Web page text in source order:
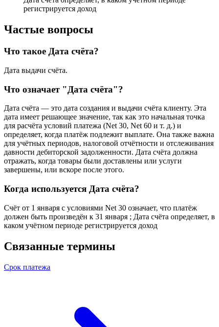
регистрируется доход
Частые вопросы
Что такое Дата счёта?
Дата выдачи счёта.
Что означает "Дата счёта"?
Дата счёта — это дата создания и выдачи счёта клиенту. Эта
дата имеет решающее значение, так как это начальная точка
для расчёта условий платежа (Net 30, Net 60 и т. д.) и
определяет, когда платёж подлежит выплате. Она также важна
для учётных периодов, налоговой отчётности и отслеживания
давности дебиторской задолженности. Дата счёта должна
отражать, когда товары были доставлены или услуги
завершены, или вскоре после этого.
Когда используется Дата счёта?
Счёт от 1 января с условиями Net 30 означает, что платёж
должен быть произведён к 31 января ; Дата счёта определяет, в
каком учётном периоде регистрируется доход
Связанные термины
Срок платежа